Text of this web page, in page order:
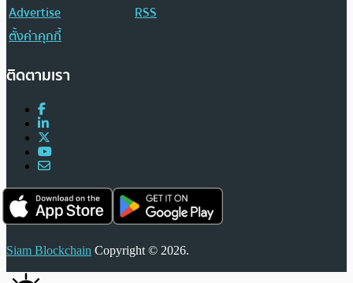
Advertise
RSS
ตั้งค่าคุกกี้
ติดตามเรา
Siam Blockchain Copyright © 2026.